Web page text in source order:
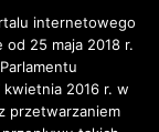
internetowego
25 maja 2018 r.
kwietnia 2016 r. w
przetwarzaniem